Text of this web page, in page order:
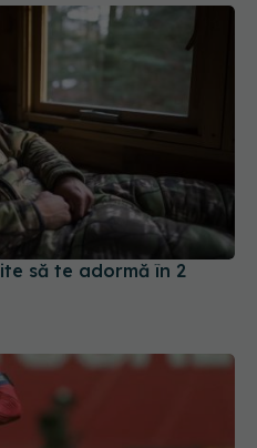
să te adormă în 2